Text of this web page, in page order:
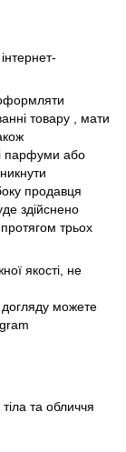
товару , мати
парфуми або
продавця
здійснено
трьох
якості, не
догляду можете
та обличчя